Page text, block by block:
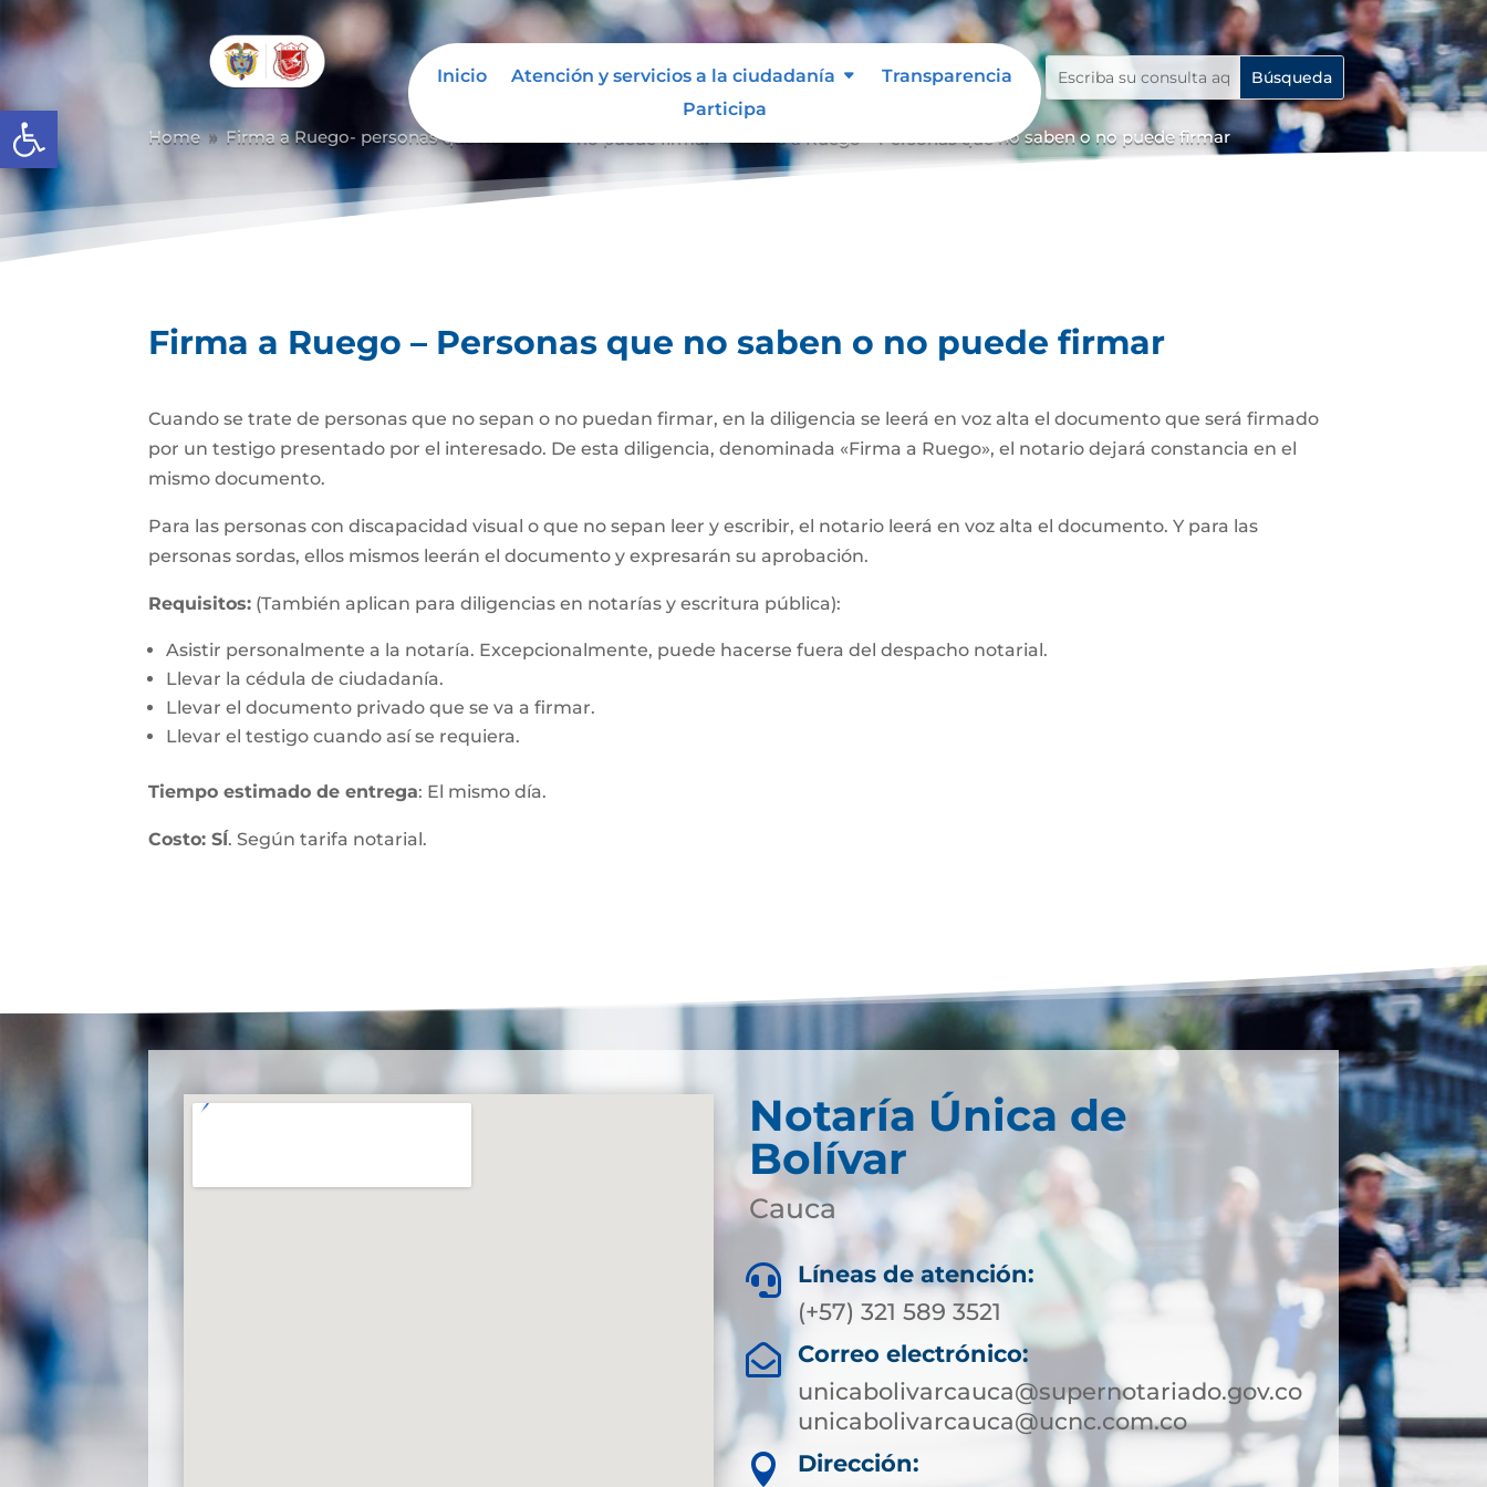
Abrir barra de herramientas
Inicio Atención y servicios a la ciudadanía
Transparencia
Participa
Home 9 Firma a Ruego- personas que no saben o no puede firmar Firma a Ruego – Personas que no saben o no puede firmar
Firma a Ruego – Personas que no saben o no puede firmar
Cuando se trate de personas que no sepan o no puedan firmar, en la diligencia se leerá en voz alta el documento que será firmado
por un testigo presentado por el interesado. De esta diligencia, denominada «Firma a Ruego», el notario dejará constancia en el
mismo documento.
Para las personas con discapacidad visual o que no sepan leer y escribir, el notario leerá en voz alta el documento. Y para las
personas sordas, ellos mismos leerán el documento y expresarán su aprobación.
Requisitos: (También aplican para diligencias en notarías y escritura pública):
Asistir personalmente a la notaría. Excepcionalmente, puede hacerse fuera del despacho notarial.
Llevar la cédula de ciudadanía.
Llevar el documento privado que se va a firmar.
Llevar el testigo cuando así se requiera.
Tiempo estimado de entrega: El mismo día.
Costo: SÍ. Según tarifa notarial.
Notaría Única de
Bolívar
Cauca

Líneas de atención:
(+57) 321 589 3521

Correo electrónico:
unicabolivarcauca@supernotariado.gov.co
unicabolivarcauca@ucnc.com.co
 Dirección: